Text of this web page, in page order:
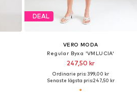
DEAL
VERO MODA
Regular Byxa 'VMLUCIA'
247,50 kr
Ordinarie pris: 399,00 kr
Senaste lägsta pris:247,50 kr